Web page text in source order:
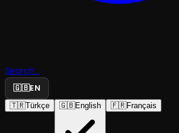
Search...
🇬🇧EN
🇹🇷Türkçe 🇬🇧English 🇫🇷Français